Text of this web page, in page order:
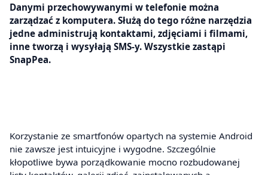
Danymi przechowywanymi w telefonie można
zarządzać z komputera. Służą do tego różne narzędzia
jedne administrują kontaktami, zdjęciami i filmami,
inne tworzą i wysyłają SMS-y. Wszystkie zastąpi
SnapPea.
Korzystanie ze smartfonów opartych na systemie Android
nie zawsze jest intuicyjne i wygodne. Szczególnie
kłopotliwe bywa porządkowanie mocno rozbudowanej